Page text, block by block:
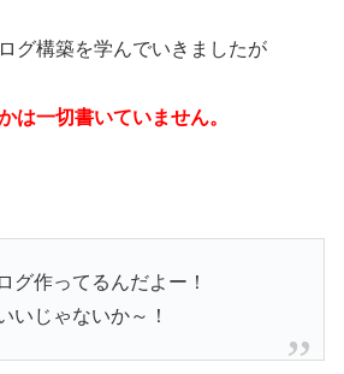
グ構築を学んでいきましたが
は一切書いていません。
グ作ってるんだよー！
いじゃないか～！